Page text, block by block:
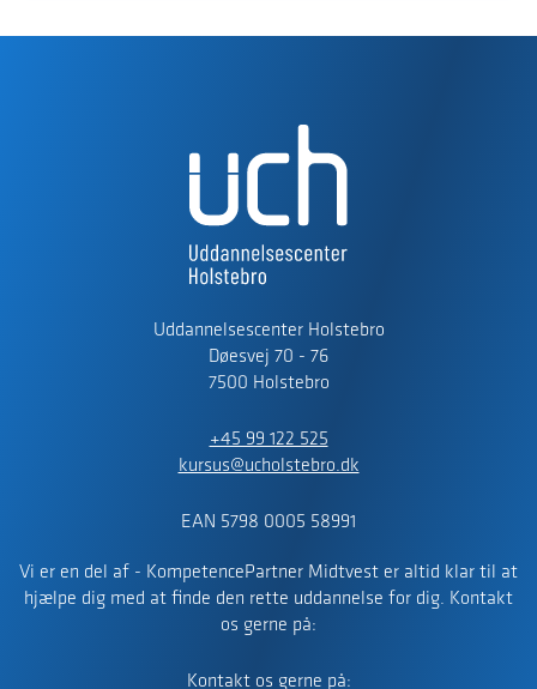
Uddannelsescenter Holstebro
Døesvej 70 - 76
7500 Holstebro
+45 99 122 525
kursus@ucholstebro.dk
EAN 5798 0005 58991
Vi er en del af - KompetencePartner Midtvest er altid klar til at
hjælpe dig med at finde den rette uddannelse for dig. Kontakt
os gerne på:
Kontakt os gerne på: